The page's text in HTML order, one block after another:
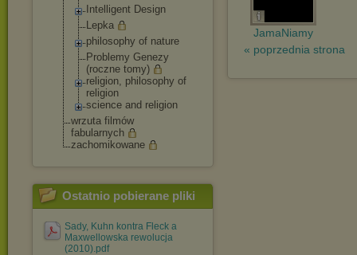
Intelligent Design
Lepka
philosophy of nature
Problemy Genezy
(roczne tomy)
religion, philosophy of
religion
science and religion
wrzuta filmów
fabularnych
zachomikowane
Ostatnio pobierane pliki
Sady, Kuhn kontra Fleck a
Maxwellowska rewolucja
(2010).pdf
JamaNiamy
« poprzednia strona